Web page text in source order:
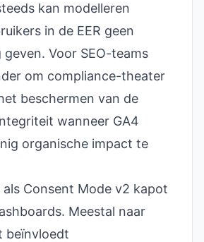
kan modelleren
in de EER geen
Voor SEO-teams
om compliance-theater
beschermen van de
wanneer GA4
organische impact te
Consent Mode v2 kapot
Meestal naar
beïnvloedt